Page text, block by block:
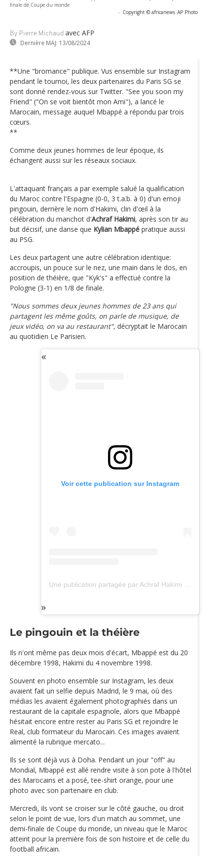
finale de Coupe du monde
- Copyright © africanews AP Photo
By Pierre Michaud avec AFP
Dernière MAJ: 13/08/2024
**Une "bromance" publique. Vus ensemble sur Instagram
pendant le tournoi, les deux partenaires du Paris SG se
sont donné rendez-vous sur Twitter. "See you soon my
Friend" ("On se voit bientôt mon Ami"), a lancé le
Marocain, message auquel Mbappé a répondu par trois
cœurs.
**
Comme deux jeunes hommes de leur époque, ils
échangent aussi sur les réseaux sociaux.
L'attaquant français a par exemple salué la qualification
du Maroc contre l'Espagne (0-0, 3 t.a.b. à 0) d'un emoji
pingouin, derrière le nom d'Hakimi, clin d'œil à la
célébration du manchot d'Achraf Hakimi, après son tir au
but décisif, une danse que Kylian Mbappé pratique aussi
au PSG.
Les deux partagent une autre célébration identique:
accroupis, un pouce sur le nez, une main dans le dos, en
position de théière, que "Kyk's" a effectué contre la
Pologne (3-1) en 1/8 de finale.
"Nous sommes deux jeunes hommes de 23 ans qui
partagent les même goûts, on parle de musique, de
jeux vidéo, on va au restaurant", décryptait le Marocain
au quotidien Le Parisien.
Voir cette publication sur Instagram
Le pingouin et la théière
Ils n'ont même pas deux mois d'écart, Mbappé est du 20
décembre 1998, Hakimi du 4 novembre 1998.
Souvent en photo ensemble sur Instagram, les deux
avaient fait un selfie depuis Madrid, le 9 mai, où des
médias les avaient également photographiés dans un
restaurant de la capitale espagnole, alors que Mbappé
hésitait encore entre rester au Paris SG et rejoindre le
Real, club formateur du Marocain. Ces images avaient
alimenté la rubrique mercato...
Ils se sont déjà vus à Doha. Pendant un jour "off" au
Mondial, Mbappé est allé rendre visite à son pote à l'hôtel
des Marocains et a posé, tee-shirt orange, pour une
photo avec son partenaire en club.
Mercredi, ils vont se croiser sur le côté gauche, ou droit
selon le point de vue, lors d'un match au sommet, une
demi-finale de Coupe du monde, un niveau que le Maroc
atteint pour la première fois de son histoire et de celle du
football africain.